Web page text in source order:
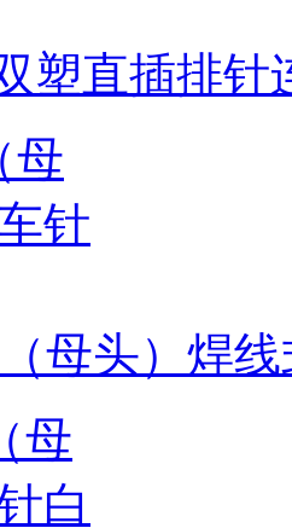
塑直插排针
母头）焊